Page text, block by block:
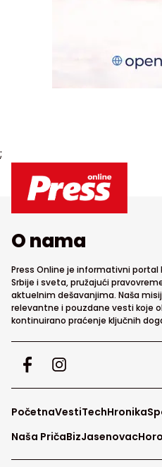
;
O nama
Press Online je informativni
Srbije i sveta, pružajući
aktuelnim dešavanjima. Naša
relevantne i pouzdane vesti koje
kontinuirano praćenje ključnih
PočetnaVestiTechHronika
Naša PričaBizJasenovac